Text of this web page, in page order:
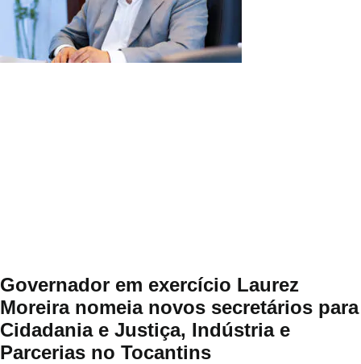
Governador em exercício Laurez
Moreira nomeia novos secretários para
Cidadania e Justiça, Indústria e
Parcerias no Tocantins